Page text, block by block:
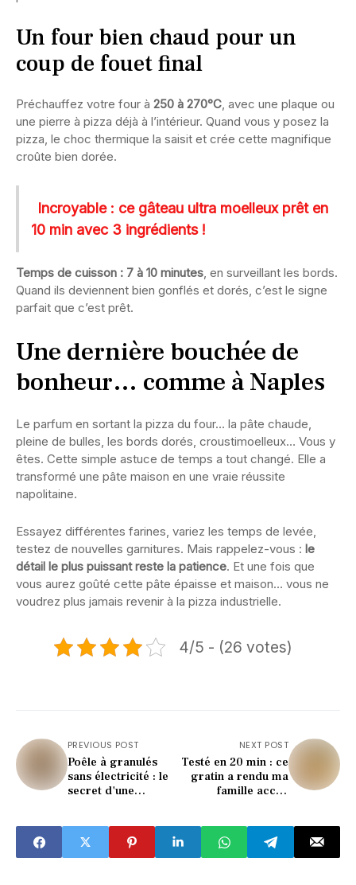
Un four bien chaud pour un
coup de fouet final
Préchauffez votre four à 250 à 270°C, avec une plaque ou
une pierre à pizza déjà à l’intérieur. Quand vous y posez la
pizza, le choc thermique la saisit et crée cette magnifique
croûte bien dorée.
Incroyable : ce gâteau ultra moelleux prêt en
10 min avec 3 ingrédients !
Temps de cuisson : 7 à 10 minutes, en surveillant les bords.
Quand ils deviennent bien gonflés et dorés, c’est le signe
parfait que c’est prêt.
Une dernière bouchée de
bonheur… comme à Naples
Le parfum en sortant la pizza du four… la pâte chaude,
pleine de bulles, les bords dorés, croustimoelleux… Vous y
êtes. Cette simple astuce de temps a tout changé. Elle a
transformé une pâte maison en une vraie réussite
napolitaine.
Essayez différentes farines, variez les temps de levée,
testez de nouvelles garnitures. Mais rappelez-vous : le
détail le plus puissant reste la patience. Et une fois que
vous aurez goûté cette pâte épaisse et maison… vous ne
voudrez plus jamais revenir à la pizza industrielle.
4/5 - (26 votes)
PREVIOUS POST
Poêle à granulés
sans électricité : le
secret d'une
NEXT POST
Testé en 20 min : ce
gratin a rendu ma
famille accro